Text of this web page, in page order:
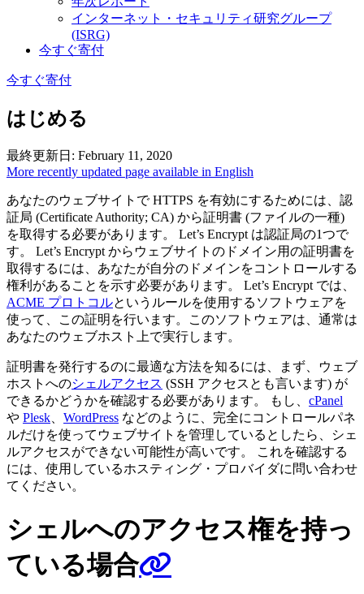
インターネット・セキュリティ研究グループ
(ISRG)
今すぐ寄付
今すぐ寄付
はじめる
最終更新日: February 11, 2020
More recently updated page available in English
あなたのウェブサイトで HTTPS を有効にするためには、認
証局 (Certificate Authority; CA) から証明書 (ファイルの一種)
を取得する必要があります。 Let’s Encrypt は認証局の1つで
す。 Let’s Encrypt からウェブサイトのドメイン用の証明書を
取得するには、あなたが自分のドメインをコントロールする
権利があることを示す必要があります。 Let’s Encrypt では、
ACME プロトコルというルールを使用するソフトウェアを
使って、この証明を行います。このソフトウェアは、通常は
あなたのウェブホスト上で実行します。
証明書を発行するのに最適な方法を知るには、まず、ウェブ
ホストへのシェルアクセス (SSH アクセスとも言います) が
できるかどうかを確認する必要があります。 もし、 cPanel
や Plesk WordPress などのように、完全にコントロールパネ
ルだけを使ってウェブサイトを管理しているとしたら、シェ
ルアクセスができない可能性が高いです。 これを確認する
には、使用しているホスティング・プロバイダに問い合わせ
てください。
シェルへのアクセス権を持っ
ている場合